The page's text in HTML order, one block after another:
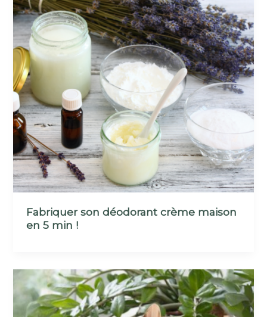
Fabriquer son déodorant crème maison
en 5 min !